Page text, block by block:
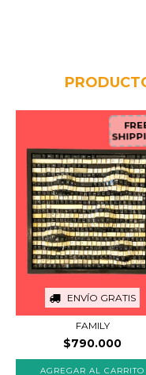
ENVÍO GRATIS
FAMILY
$790.000